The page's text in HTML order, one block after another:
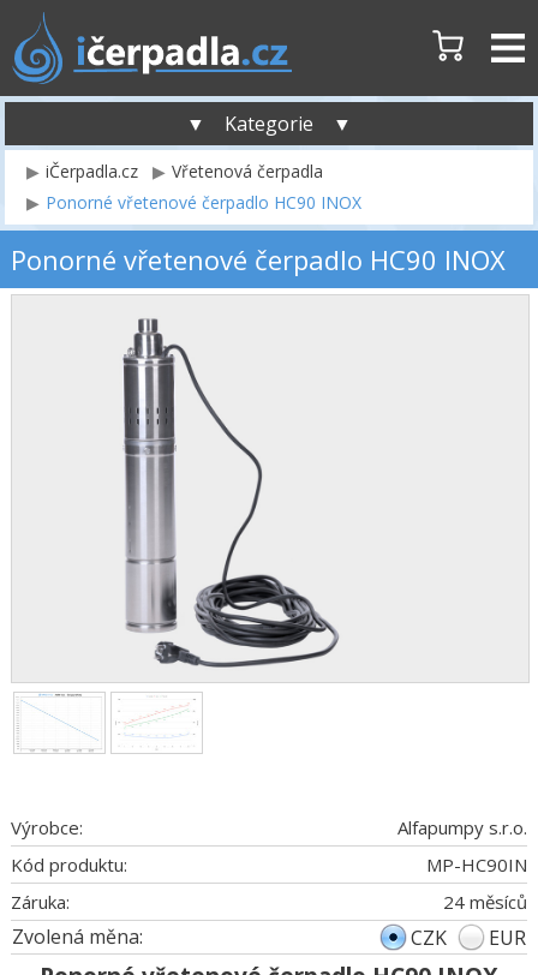
▼ Kategorie ▼
iČerpadla.cz
Vřetenová čerpadla
Ponorné vřetenové čerpadlo HC90 INOX
Ponorné vřetenové čerpadlo HC90 INOX
Výrobce:
Alfapumpy s.r.o.
Kód produktu:
MP-HC90IN
Záruka:
24 měsíců
Zvolená měna: CZK EUR